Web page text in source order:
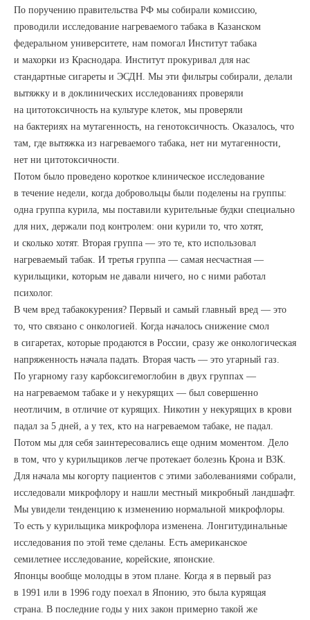
По поручению правительства РФ мы собирали комиссию,
проводили исследование нагреваемого табака в Казанском
федеральном университете, нам помогал Институт табака
и махорки из Краснодара. Институт прокуривал для нас
стандартные сигареты и ЭСДН. Мы эти фильтры собирали, делали
вытяжку и в доклинических исследованиях проверяли
на цитотоксичность на культуре клеток, мы проверяли
на бактериях на мутагенность, на генотоксичность. Оказалось, что
там, где вытяжка из нагреваемого табака, нет ни мутагенности,
нет ни цитотоксичности.
Потом было проведено короткое клиническое исследование
в течение недели, когда добровольцы были поделены на группы:
одна группа курила, мы поставили курительные будки специально
для них, держали под контролем: они курили то, что хотят,
и сколько хотят. Вторая группа — это те, кто использовал
нагреваемый табак. И третья группа — самая несчастная —
курильщики, которым не давали ничего, но с ними работал
психолог.
В чем вред табакокурения? Первый и самый главный вред — это
то, что связано с онкологией. Когда началось снижение смол
в сигаретах, которые продаются в России, сразу же онкологическая
напряженность начала падать. Вторая часть — это угарный газ.
По угарному газу карбоксигемоглобин в двух группах —
на нагреваемом табаке и у некурящих — был совершенно
неотличим, в отличие от курящих. Никотин у некурящих в крови
падал за 5 дней, а у тех, кто на нагреваемом табаке, не падал.
Потом мы для себя заинтересовались еще одним моментом. Дело
в том, что у курильщиков легче протекает болезнь Крона и ВЗК.
Для начала мы когорту пациентов с этими заболеваниями собрали,
исследовали микрофлору и нашли местный микробный ландшафт.
Мы увидели тенденцию к изменению нормальной микрофлоры.
То есть у курильщика микрофлора изменена. Лонгитудинальные
исследования по этой теме сделаны. Есть американское
семилетнее исследование, корейские, японские.
Японцы вообще молодцы в этом плане. Когда я в первый раз
в 1991 или в 1996 году поехал в Японию, это была курящая
страна. В последние годы у них закон примерно такой же